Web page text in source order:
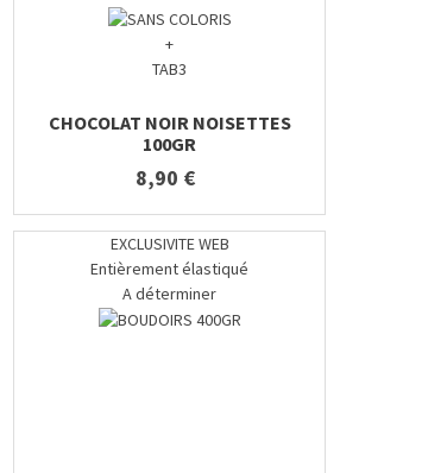
+
TAB3
CHOCOLAT NOIR NOISETTES
100GR
8,90 €
EXCLUSIVITE WEB
Entièrement élastiqué
A déterminer